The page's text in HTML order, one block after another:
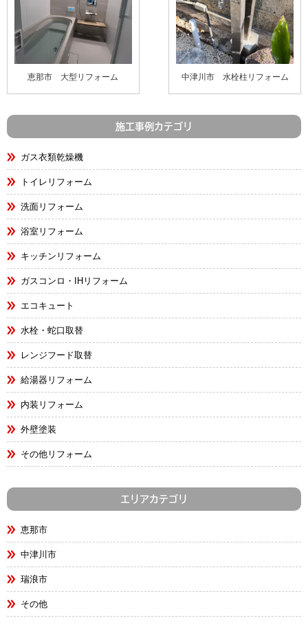
恵那市 大型リフォーム 中津川市 水栓柱リフォーム
施工事例カテゴリ
ガス衣類乾燥機
トイレリフォーム
洗面リフォーム
浴室リフォーム
キッチンリフォーム
ガスコンロ・IHリフォーム
エコキュート
水栓・蛇口取替
レンジフード取替
給湯器リフォーム
内装リフォーム
外壁塗装
その他リフォーム
エリアカテゴリ
恵那市
中津川市
瑞浪市
その他